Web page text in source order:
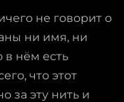
не говорит о
ни имя, ни
в нём есть
что этот
за эту нить и